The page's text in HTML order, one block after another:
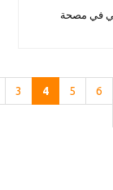
في مصحة
3 4 5
6